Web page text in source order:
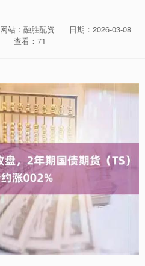
网站：融胜配资
日期：2026-03-08
查看：71